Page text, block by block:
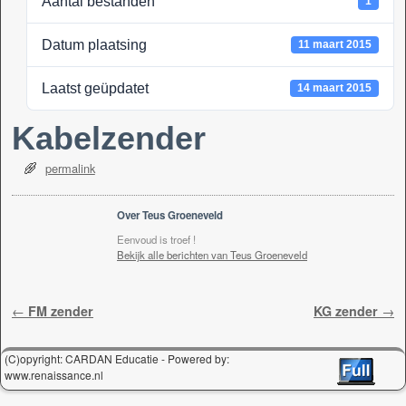
k
Datum plaatsing 11 maart 2015
Laatst geüpdatet 14 maart 2015
Kabelzender
permalink
Over Teus Groeneveld
Eenvoud is troef !
Bekijk alle berichten van Teus Groeneveld
Berichtnavigatie
← FM zender KG zender →
(C)opyright: CARDAN Educatie - Powered by:
www.renaissance.nl